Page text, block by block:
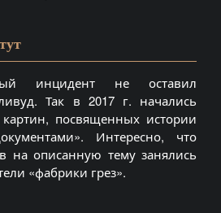
инцидент не оставил
Так в 2017 г. начались
посвященных истории
Интересно, что
на описанную тему занялись
«фабрики грез».